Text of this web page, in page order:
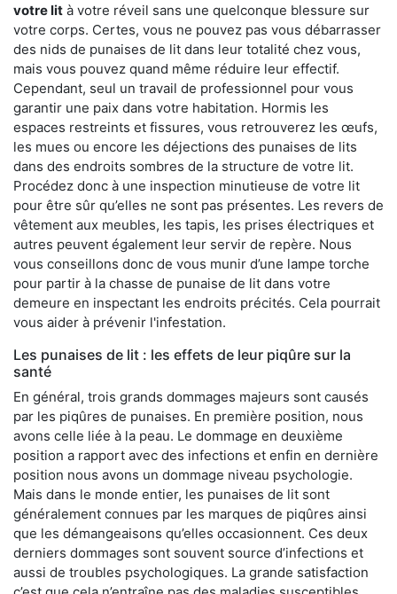
votre lit à votre réveil sans une quelconque blessure sur
votre corps. Certes, vous ne pouvez pas vous débarrasser
des nids de punaises de lit dans leur totalité chez vous,
mais vous pouvez quand même réduire leur effectif.
Cependant, seul un travail de professionnel pour vous
garantir une paix dans votre habitation. Hormis les
espaces restreints et fissures, vous retrouverez les œufs,
les mues ou encore les déjections des punaises de lits
dans des endroits sombres de la structure de votre lit.
Procédez donc à une inspection minutieuse de votre lit
pour être sûr qu’elles ne sont pas présentes. Les revers de
vêtement aux meubles, les tapis, les prises électriques et
autres peuvent également leur servir de repère. Nous
vous conseillons donc de vous munir d’une lampe torche
pour partir à la chasse de punaise de lit dans votre
demeure en inspectant les endroits précités. Cela pourrait
vous aider à prévenir l'infestation.
Les punaises de lit : les effets de leur piqûre sur la
santé
En général, trois grands dommages majeurs sont causés
par les piqûres de punaises. En première position, nous
avons celle liée à la peau. Le dommage en deuxième
position a rapport avec des infections et enfin en dernière
position nous avons un dommage niveau psychologie.
Mais dans le monde entier, les punaises de lit sont
généralement connues par les marques de piqûres ainsi
que les démangeaisons qu’elles occasionnent. Ces deux
derniers dommages sont souvent source d’infections et
aussi de troubles psychologiques. La grande satisfaction